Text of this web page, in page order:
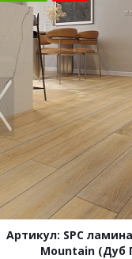
Артикул: SPC
Mountain (Дуб